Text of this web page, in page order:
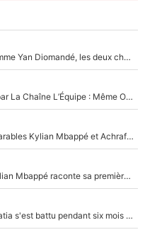
Antoine Griezmann et N'Golo Kanté : Comme Yan Diomandé, les deux champions du monde ont refusé de signer au PSG !
Un chroniqueur de L’Équipe du Soir viré par La Chaîne L’Équipe : Même Olivier Ménard n’avait pas pu empêcher son départ, «je l’ai appris sur Twitter, je l’ai vécu assez mal»
Loin du Real Madrid et du PSG, les inséparables Kylian Mbappé et Achraf Hakimi changent d'équipe le temps d'une journée !
«Je ne sais pas pourquoi j’ai dit ça...» : Kylian Mbappé raconte sa première rencontre avec Zinédine Zidane (et c’est très drôle)
Départ de Roberto De Zerbi - Medhi Benatia s'est battu pendant six mois pour le retenir à l'OM, le PSG a été le naufrage de trop : «Je pars avec toi»